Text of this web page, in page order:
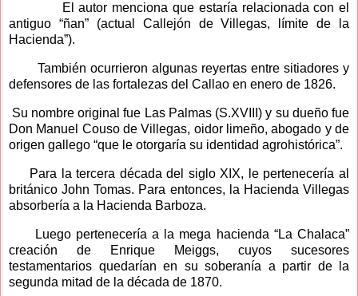
El autor menciona que estaría relacionada con el
antiguo “ñan” (actual Callejón de Villegas, límite de la
Hacienda”).
También ocurrieron algunas reyertas entre sitiadores y
defensores de las fortalezas del Callao en enero de 1826.
Su nombre original fue Las Palmas (S.XVIII) y su dueño fue
Don Manuel Couso de Villegas, oidor limeño, abogado y de
origen gallego “que le otorgaría su identidad agrohistórica”.
Para la tercera década del siglo XIX, le pertenecería al
británico John Tomas. Para entonces, la Hacienda Villegas
absorbería a la Hacienda Barboza.
Luego pertenecería a la mega hacienda “La Chalaca”
creación de Enrique Meiggs, cuyos sucesores
testamentarios quedarían en su soberanía a partir de la
segunda mitad de la década de 1870.